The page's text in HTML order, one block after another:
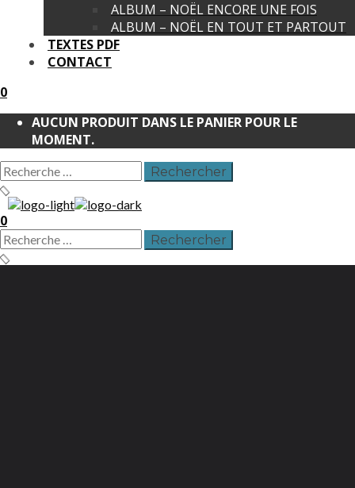
ALBUM – NOËL ENCORE UNE FOIS
ALBUM – NOËL EN TOUT ET PARTOUT
TEXTES PDF
CONTACT
0
AUCUN PRODUIT DANS LE PANIER POUR LE
MOMENT.
0